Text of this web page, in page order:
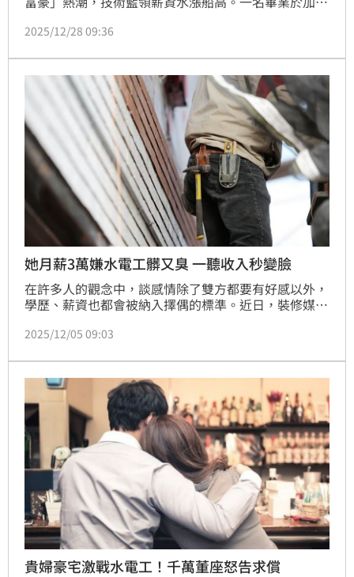
會計師工作轉行當水電工，結果月薪暴增至190萬日圓
時縮短、生活品質也獲得提升，更直言「AI無法取代體
力勞動」。
2025/12/28 09:36
她月薪3萬嫌水電工髒又臭 一聽收入秒變臉
在許多人的觀念中，談感情除了雙方都要有好感以外，
學歷、薪資也都會被納入擇偶的標準。近日，裝修媒合
訪，詢問她們「會不會喜歡水電師傅？」但兩名女生不
名水電師傅直接現身打臉，女生在聽到薪水後直接改
觀，表明願意當朋友，影片發出後，吸引網友熱議。
2025/12/05 09:03
貴婦豪宅激戰水電工！千萬董座怒告求償